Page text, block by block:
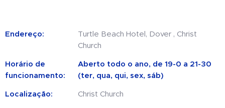
Endereço:
Turtle Beach Hotel, Dover , Christ
Church
Horário de
funcionamento:
Aberto todo o ano, de 19-0 a 21-30
(ter, qua, qui, sex, sáb)
Localização: Christ Church